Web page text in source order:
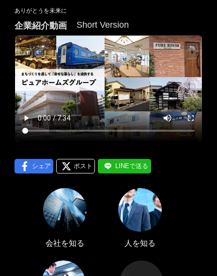
通知設定
メール通知
LINE通知
ありがとうを未来に
企業紹介動画 Short Version
シェア ポスト LINEで送る
会社を知る 人を知る
にはプロフィール画像のアップロードが必要です
プロフィール編集する ＞
会員登録する ＞
ログインする